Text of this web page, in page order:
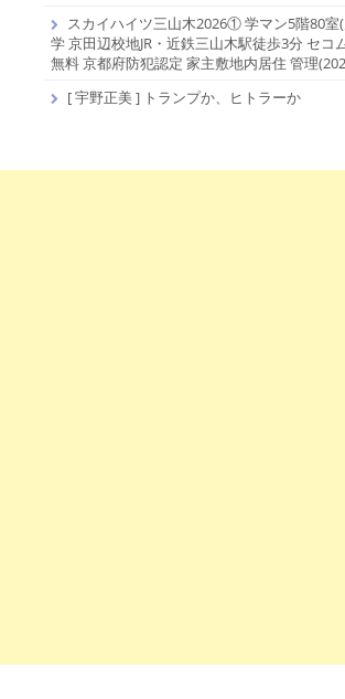
スカイハイツ三山木2026① 学マン5階80室
学 京田辺校地JR・近鉄三山木駅徒歩3分 セコ
無料 京都府防犯認定 家主敷地内居住 管理
[ 宇野正美 ] トランプか、ヒトラーか